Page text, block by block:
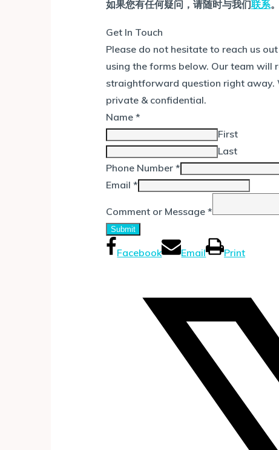
如果您有任何疑问，请随时与我们联系。
Get In Touch
Please do not hesitate to reach us
using the forms below. Our team
straightforward question right away.
private & confidential.
Name *
First
Last
Phone Number *
Email *
Comment or Message *
Submit
Facebook Email Print